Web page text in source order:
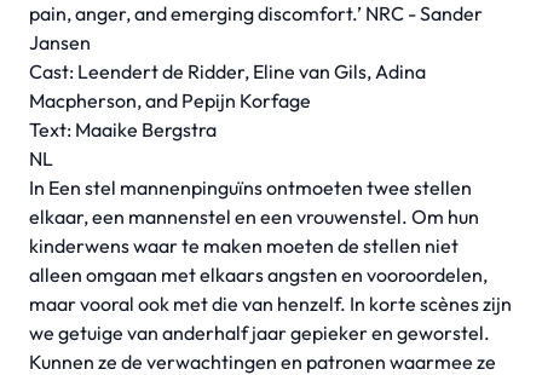
pain, anger, and emerging discomfort.’ NRC - Sander
Jansen
Cast: Leendert de Ridder, Eline van Gils, Adina
Macpherson, and Pepijn Korfage
Text: Maaike Bergstra
NL
In Een stel mannenpinguïns ontmoeten twee stellen
elkaar, een mannenstel en een vrouwenstel. Om hun
kinderwens waar te maken moeten de stellen niet
alleen omgaan met elkaars angsten en vooroordelen,
maar vooral ook met die van henzelf. In korte scènes zijn
we getuige van anderhalf jaar gepieker en geworstel.
Kunnen ze de verwachtingen en patronen waarmee ze